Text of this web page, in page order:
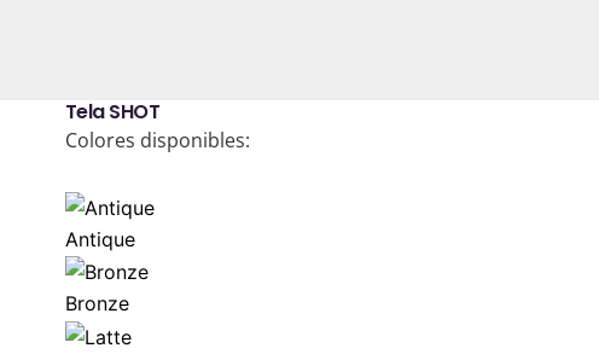
Tela SHOT
Colores disponibles:
Antique
Bronze